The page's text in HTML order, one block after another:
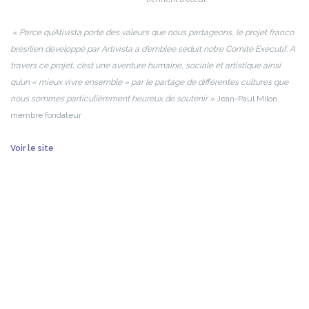
« Parce qu’Ativista porte des valeurs que nous partageons, le projet franco
brésilien développé par Artivista a d’emblée séduit notre Comité Exécutif. A
travers ce projet, c’est une aventure humaine, sociale et artistique ainsi
qu’un « mieux vivre ensemble » par le partage de différentes cultures que
nous sommes particulièrement heureux de soutenir » Jean-Paul Milon,
membre fondateur
Voir le site